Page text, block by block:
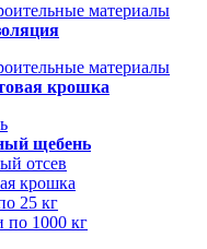
материалы
материалы
крошка
щебень
отсев
крошка
25 кг
по 1000 кг